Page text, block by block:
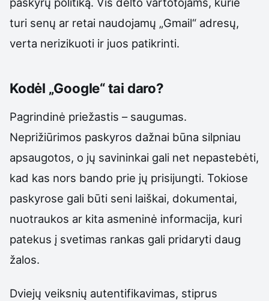
turi senų ar retai naudojamų „Gmail“ adresų,
verta nerizikuoti ir juos patikrinti.
Kodėl „Google“ tai daro?
Pagrindinė priežastis – saugumas.
Neprižiūrimos paskyros dažnai būna silpniau
apsaugotos, o jų savininkai gali net nepastebėti,
kad kas nors bando prie jų prisijungti. Tokiose
paskyrose gali būti seni laiškai, dokumentai,
nuotraukos ar kita asmeninė informacija, kuri
patekus į svetimas rankas gali pridaryti daug
žalos.
Dviejų veiksnių autentifikavimas, stiprus